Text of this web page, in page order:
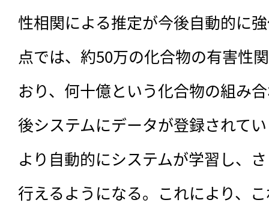
性相関による推定が今後自動的に
点では、約50万の化合物の有害性
おり、何十億という化合物の組み
後システムにデータが登録されて
より自動的にシステムが学習し、
行えるようになる。これにより、